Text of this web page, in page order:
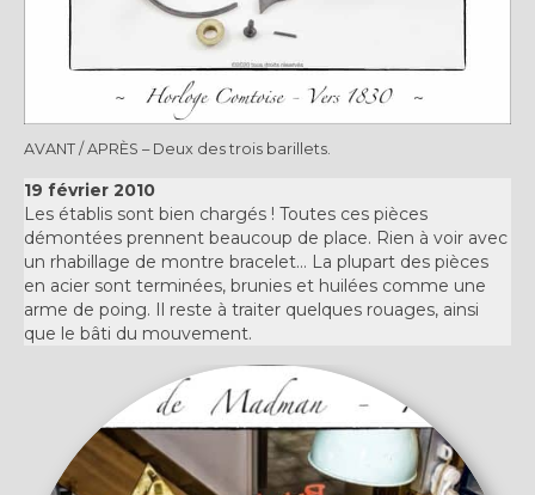
AVANT / APRÈS – Deux des trois barillets.
19 février 2010
Les établis sont bien chargés ! Toutes ces pièces
démontées prennent beaucoup de place. Rien à voir avec
un rhabillage de montre bracelet… La plupart des pièces
en acier sont terminées, brunies et huilées comme une
arme de poing. Il reste à traiter quelques rouages, ainsi
que le bâti du mouvement.